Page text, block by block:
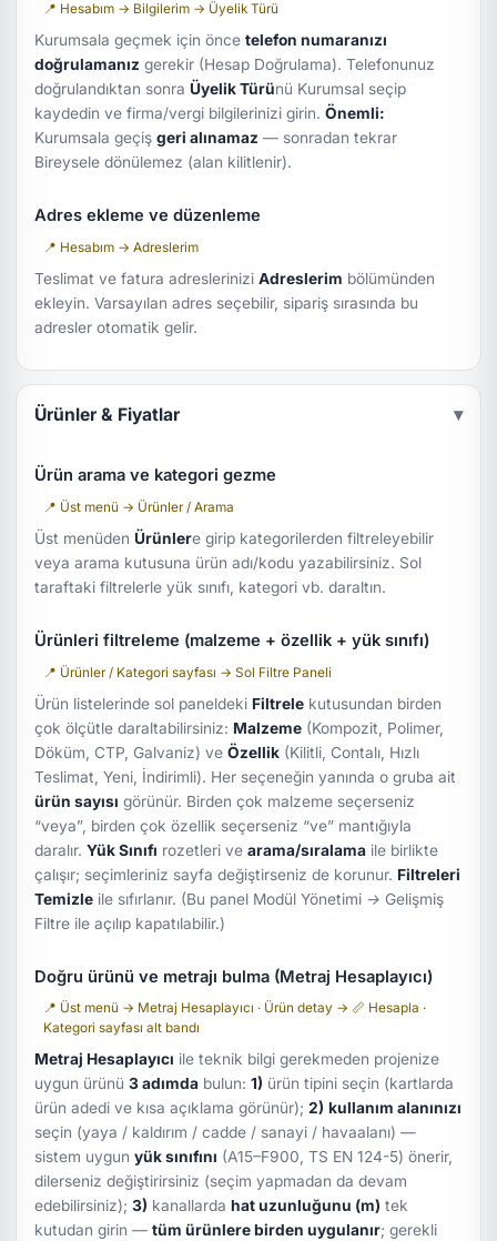
📍 Hesabım → Bilgilerim → Üyelik Türü
Kurumsala geçmek için öncetelefon numaranızı
doğrulamanız gerekir (Hesap Doğrulama). Telefonunuz
doğrulandıktan sonra Üyelik Türünü Kurumsal seçip
kaydedin ve firma/vergi bilgilerinizi girin.Önemli:
Kurumsala geçişgeri alınamaz — sonradan tekrar
Bireysele dönülemez (alan kilitlenir).
Adres ekleme ve düzenleme
📍 Hesabım → Adreslerim
Teslimat ve fatura adresleriniziAdreslerim bölümünden
ekleyin. Varsayılan adres seçebilir, sipariş sırasında bu
adresler otomatik gelir.
Ürünler & Fiyatlar ▾
Ürün arama ve kategori gezme
📍 Üst menü → Ürünler / Arama
Üst menüden Ürünlere girip kategorilerden filtreleyebilir
veya arama kutusuna ürün adı/kodu yazabilirsiniz. Sol
taraftaki filtrelerle yük sınıfı, kategori vb. daraltın.
Ürünleri filtreleme (malzeme + özellik + yük sınıfı)
📍 Ürünler / Kategori sayfası → Sol Filtre Paneli
Ürün listelerinde sol paneldeki Filtrele kutusundan birden
çok ölçütle daraltabilirsiniz: Malzeme (Kompozit, Polimer,
Döküm, CTP, Galvaniz) veÖzellik (Kilitli, Contalı, Hızlı
Teslimat, Yeni, İndirimli). Her seçeneğin yanında o gruba ait
ürün sayısı görünür. Birden çok malzeme seçerseniz
“veya”, birden çok özellik seçerseniz “ve” mantığıyla
daralır.Yük Sınıfı rozetleri vearama/sıralama ile birlikte
çalışır; seçimleriniz sayfa değiştirseniz de korunur. Filtreleri
Temizle ile sıfırlanır. (Bu panel Modül Yönetimi → Gelişmiş
Filtre ile açılıp kapatılabilir.)
Doğru ürünü ve metrajı bulma (Metraj Hesaplayıcı)
📍 Üst menü → Metraj Hesaplayıcı · Ürün detay → 📏 Hesapla ·
Kategori sayfası alt bandı
Metraj Hesaplayıcı ile teknik bilgi gerekmeden projenize
uygun ürünü3 adımda bulun:1) ürün tipini seçin (kartlarda
ürün adedi ve kısa açıklama görünür);2) kullanım alanınızı
seçin (yaya / kaldırım / cadde / sanayi / havaalanı) —
sistem uygunyük sınıfını (A15–F900, TS EN 124-5) önerir,
dilerseniz değiştirirsiniz (seçim yapmadan da devam
edebilirsiniz);3) kanallardahat uzunluğunu (m) tek
kutudan girin —tüm ürünlere birden uygulanır; gerekli